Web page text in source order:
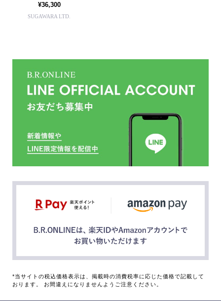
¥36,300
SUGAWARA LTD.
*当サイトの税込価格表示は、掲載時の消費税率に応じた価格で記載して
おります。 お間違えになりませんようご注意ください。